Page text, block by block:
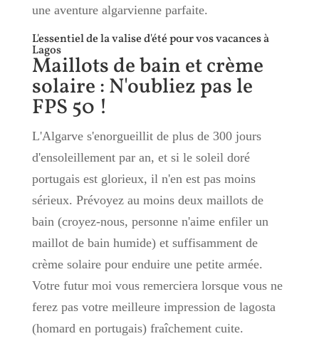
une aventure algarvienne parfaite.
L'essentiel de la valise d'été pour vos vacances à
Lagos
Maillots de bain et crème
solaire : N'oubliez pas le
FPS 50 !
L'Algarve s'enorgueillit de plus de 300 jours
d'ensoleillement par an, et si le soleil doré
portugais est glorieux, il n'en est pas moins
sérieux. Prévoyez au moins deux maillots de
bain (croyez-nous, personne n'aime enfiler un
maillot de bain humide) et suffisamment de
crème solaire pour enduire une petite armée.
Votre futur moi vous remerciera lorsque vous ne
ferez pas votre meilleure impression de lagosta
(homard en portugais) fraîchement cuite.